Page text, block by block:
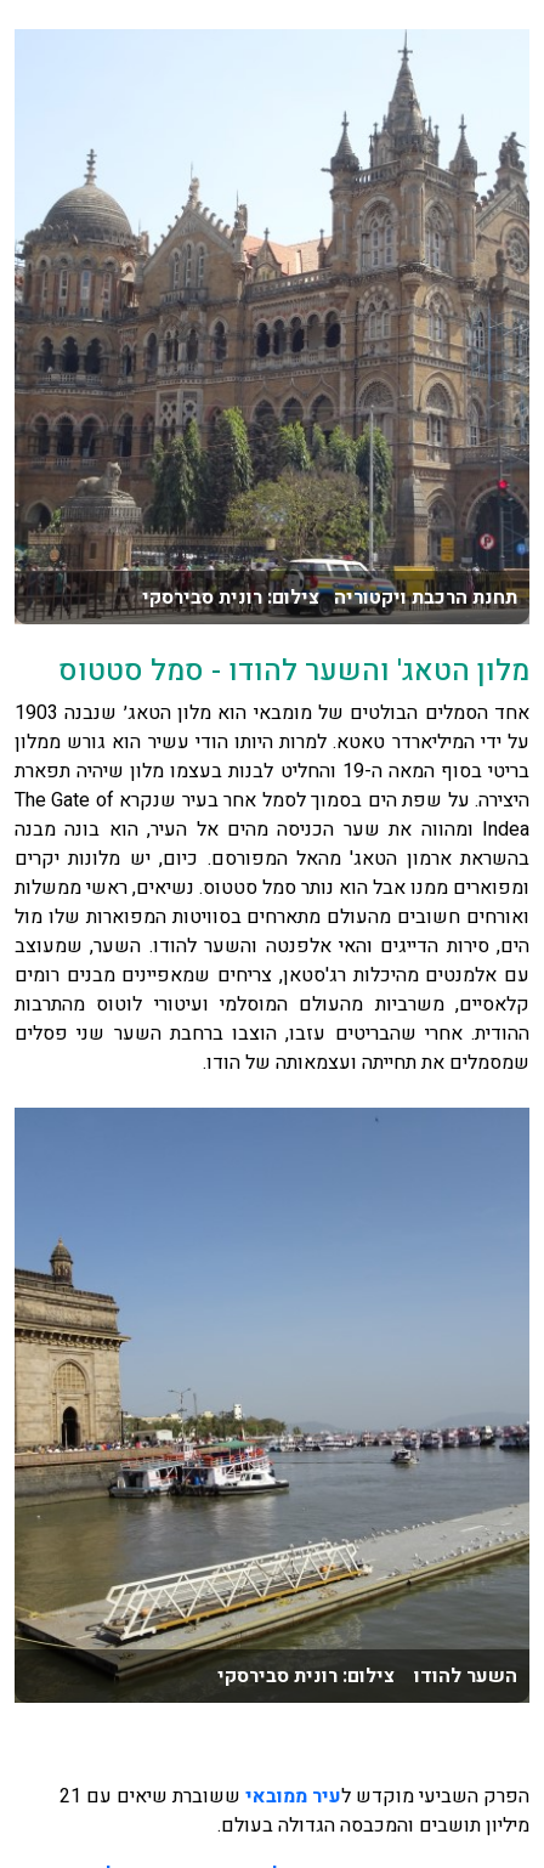
תחנת הרכבת ויקטוריה צילום: רונית סבירסקי
מלון הטאג' והשער להודו - סמל סטטוס
אחד הסמלים הבולטים של מומבאי הוא מלון הטאג׳ שנבנה 1903
על ידי המיליארדר טאטא. למרות היותו הודי עשיר הוא גורש ממלון
בריטי בסוף המאה ה-19 והחליט לבנות בעצמו מלון שיהיה תפארת
היצירה. על שפת הים בסמוך לסמל אחר בעיר שנקרא The Gate of
Indea ומהווה את שער הכניסה מהים אל העיר, הוא בונה מבנה
בהשראת ארמון הטאג' מהאל המפורסם. כיום, יש מלונות יקרים
ומפוארים ממנו אבל הוא נותר סמל סטטוס. נשיאים, ראשי ממשלות
ואורחים חשובים מהעולם מתארחים בסוויטות המפוארות שלו מול
הים, סירות הדייגים והאי אלפנטה והשער להודו. השער, שמעוצב
עם אלמנטים מהיכלות רג'סטאן, צריחים שמאפיינים מבנים רומים
קלאסיים, משרביות מהעולם המוסלמי ועיטורי לוטוס מהתרבות
ההודית. אחרי שהבריטים עזבו, הוצבו ברחבת השער שני פסלים
שמסמלים את תחייתה ועצמאותה של הודו.
השער להודו צילום: רונית סבירסקי
הפרק השביעי מוקדש לעיר ממובאי
ששוברת שיאים עם 21
מיליון תושבים והמכבסה הגדולה בעולם.